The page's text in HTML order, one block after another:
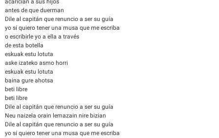
acarician a sus hijos
antes de que duerman
Dile al capitán que renuncio a ser su guía
yo sí quiero tener una musa que me escriba
o escribirle yo a ella a través
de esta botella
eskuak estu lotuta
aske izateko asmo horri
eskuak estu lotuta
baina gure ahotsa
beti libre
beti libre
Dile al capitán que renuncio a ser su guía
Neu naizela orain lemazain nire bizian
Dile al capitán que renuncio a ser su guía
yo sí quiero tener una musa que me escriba